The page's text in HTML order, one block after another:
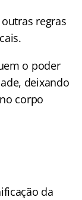
regras
o poder
deixando
corpo
da